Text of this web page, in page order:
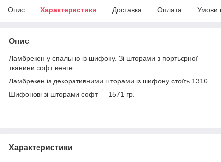
Опис Характеристики Доставка Оплата Умови
Опис
Ламбрекен у спальню із шифону. Зі шторами з портьєрної
тканини софт венге.
Ламбрекен із декоративними шторами із шифону стоїть 1316.
Шифонові зі шторами софт — 1571 гр.
Характеристики